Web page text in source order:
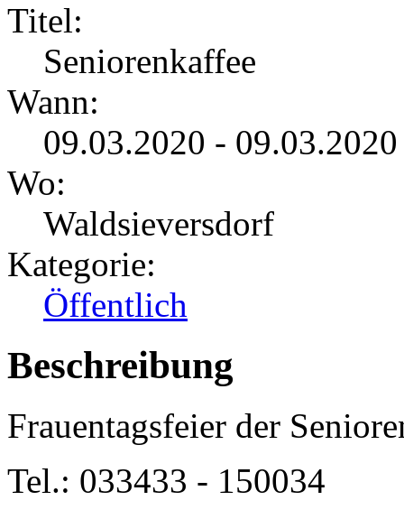
Titel:
Seniorenkaffee
Wann:
09.03.2020 -
Wo:
Waldsieversdorf
Kategorie:
Öffentlich
Beschreibung
Frauentagsfeier der
Tel.: 033433 - 150034